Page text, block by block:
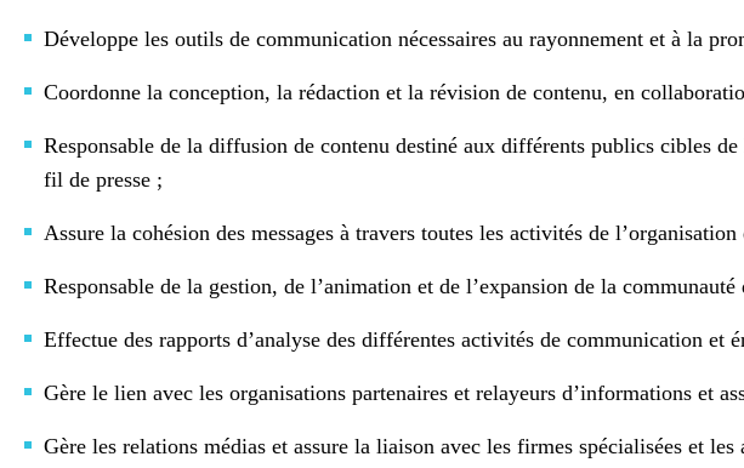
Développe les outils de communication nécessaires au rayonnement et à la
Coordonne la conception, la rédaction et la révision de contenu, en
Responsable de la diffusion de contenu destiné aux différents publics cibles
fil de presse ;
Assure la cohésion des messages à travers toutes les activités de
Responsable de la gestion, de l’animation et de l’expansion de la communauté
Effectue des rapports d’analyse des différentes activités de communication
Gère le lien avec les organisations partenaires et relayeurs d’informations et
Gère les relations médias et assure la liaison avec les firmes spécialisées et